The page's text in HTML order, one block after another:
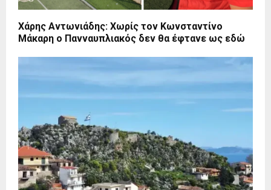
Χάρης Αντωνιάδης: Χωρίς τον Κωνσταντίνο
Μάκαρη ο Πανναυπλιακός δεν θα έφτανε ως εδώ